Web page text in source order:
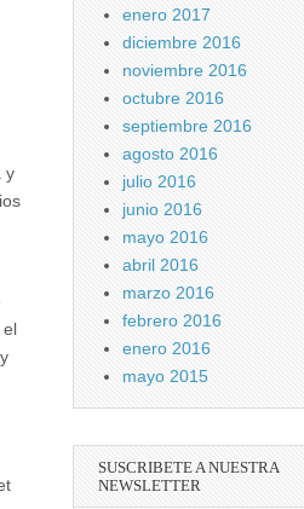
y
el
enero 2017
diciembre 2016
noviembre 2016
octubre 2016
septiembre 2016
agosto 2016
julio 2016
junio 2016
mayo 2016
abril 2016
marzo 2016
febrero 2016
enero 2016
mayo 2015
SUSCRIBETE A NUESTRA
NEWSLETTER